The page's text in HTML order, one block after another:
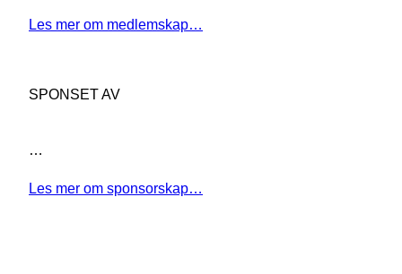
Les mer om medlemskap…
SPONSET AV
…
Les mer om sponsorskap…